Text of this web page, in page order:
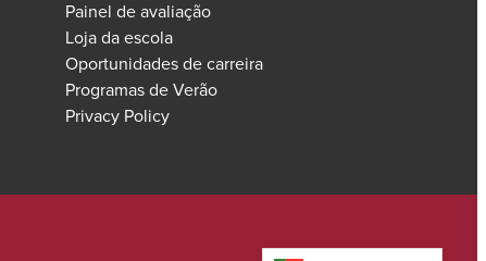
Painel de avaliação
Loja da escola
Oportunidades de carreira
Programas de Verão
Privacy Policy